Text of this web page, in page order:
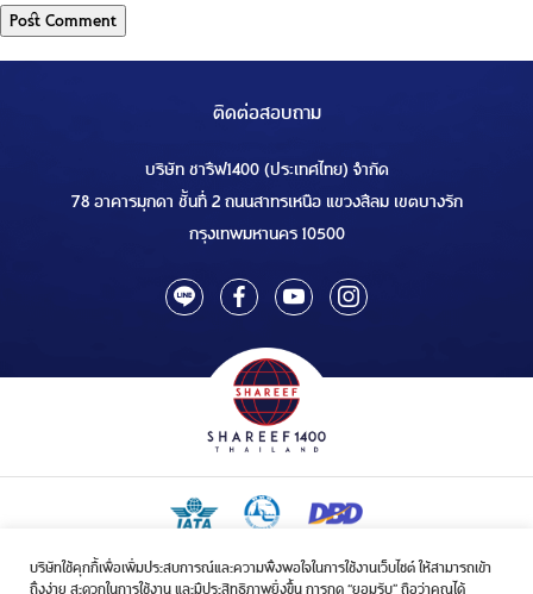
บริษัทใช้คุกกี้เพื่อเพิ่มประสบการณ์และความพึงพอใจในการใช้งานเว็บไซต์ ให้สามารถเข้า
ถึงง่าย สะดวกในการใช้งาน และมีประสิทธิภาพยิ่งขึ้น การกด “ยอมรับ” ถือว่าคุณได้
ติดต่อสอบถาม
บริษัท ชารีฟ1400 (ประเทศไทย) จำกัด
78 อาคารมุกดา ชั้นที่ 2 ถนนสาทรเหนือ แขวงสีลม เขตบางรัก
กรุงเทพมหานคร 10500
ใบอนุญาตเป็นผู้ประกอบกิจการรับจัดบริการขนส่งในกิจการฮัจย์เลขที่ 1/2568